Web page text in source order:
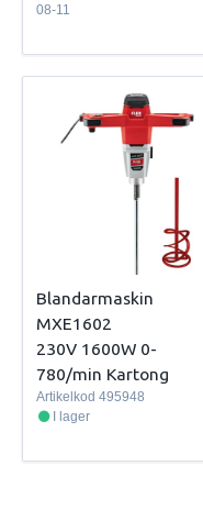
08-11
Blandarmaskin
MXE1602
230V 1600W 0-
780/min Kartong
Artikelkod 495948
I lager